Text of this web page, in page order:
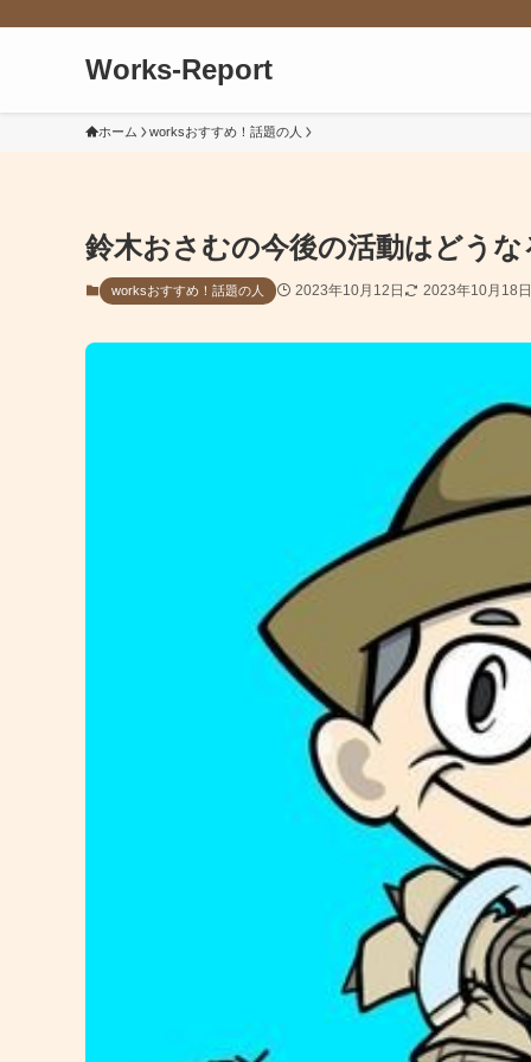
Works-Report
ホーム worksおすすめ！話題の人
鈴木おさむの今後の活動はどう
worksおすすめ！話題の人 2023年10月12日 2023年10月18日